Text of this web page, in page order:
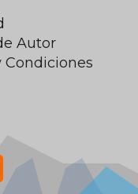
Autor
Condiciones